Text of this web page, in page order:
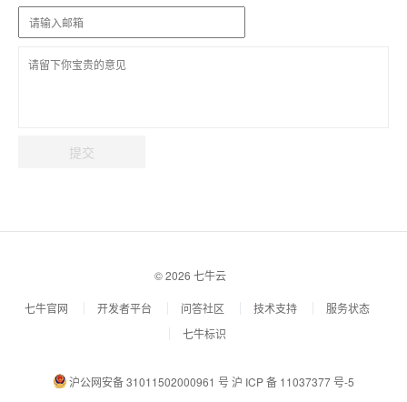
提交
© 2026 七牛云
七牛官网 开发者平台 问答社区 技术支持
服务状态
七牛标识
沪公网安备 31011502000961 号 沪 ICP 备 11037377 号-5